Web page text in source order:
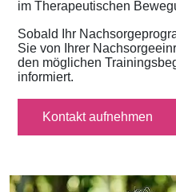
im Therapeutischen
Sobald Ihr
Sie von Ihrer
den möglichen
informiert.
Kontakt aufnehmen